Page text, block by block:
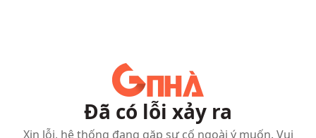
Đã có lỗi xảy ra
Xin lỗi, hệ thống đang gặp sự cố ngoài ý muốn. Vui